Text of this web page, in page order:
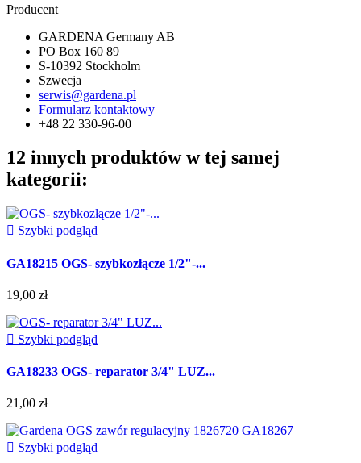
Producent
GARDENA Germany AB
PO Box 160 89
S-10392 Stockholm
Szwecja
serwis@gardena.pl
Formularz kontaktowy
+48 22 330-96-00
12 innych produktów w tej samej
kategorii:
 Szybki podgląd
GA18215 OGS- szybkozłącze 1/2"-...
19,00 zł
 Szybki podgląd
GA18233 OGS- reparator 3/4" LUZ...
21,00 zł
 Szybki podgląd